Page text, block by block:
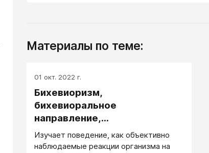
Материалы по теме:
01 окт. 2022 г.
Бихевиоризм,
бихевиоральное
направление,
бихевиоральный подход
Изучает поведение, как объективно
наблюдаемые реакции организма на